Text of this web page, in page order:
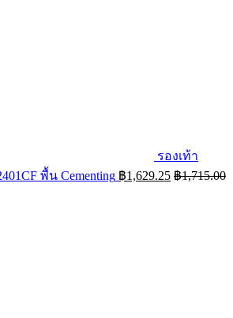
รองเท้า
พื้น Cementing ฿1,629.25 ฿1,715.00